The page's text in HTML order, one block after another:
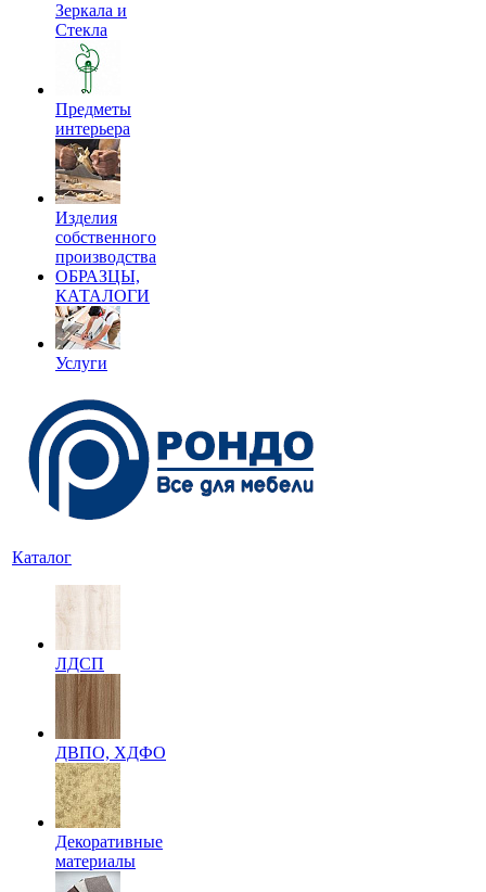
Зеркала и
Стекла
Предметы
интерьера
Изделия
собственного
производства
ОБРАЗЦЫ,
КАТАЛОГИ
Услуги
Каталог
ЛДСП
ДВПО, ХДФО
Декоративные
материалы